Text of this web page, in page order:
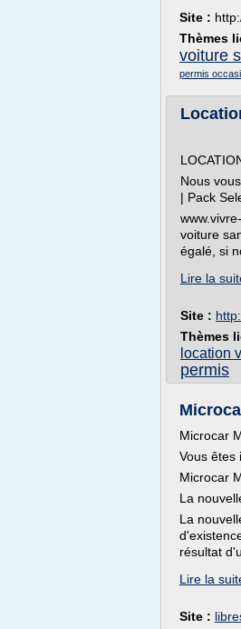
Site :
Thèmes
voiture
permis
Nous
| Pack
voiture
égalé, si
Lire la
Site :
Thèmes
location
permis
Microcar
Vous êtes
Microcar
La
La
résultat
Lire la
Site :